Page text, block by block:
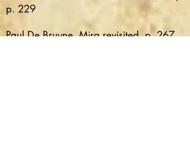
p. 229
Paul De Bruyne, Mira revisited, p. 267